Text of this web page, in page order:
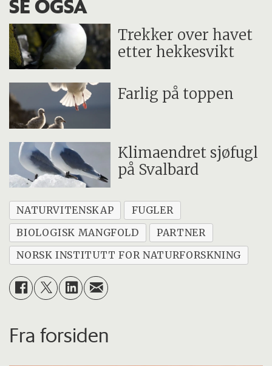
SE OGSÅ
Trekker over havet
etter hekkesvikt
Farlig på toppen
Klimaendret sjøfugl
på Svalbard
NATURVITENSKAP
FUGLER
BIOLOGISK MANGFOLD
PARTNER
NORSK INSTITUTT FOR NATURFORSKNING
Fra forsiden